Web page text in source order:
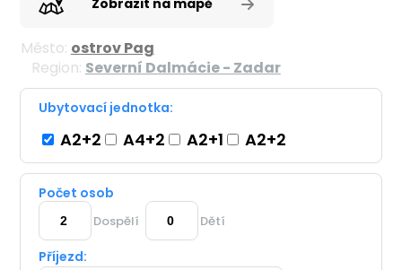
Zobrazit na mapě
Město: ostrov Pag
Region: Severní Dalmácie - Zadar
Ubytovací jednotka:
A2+2 A4+2 A2+1 A2+2
Počet osob
Dospělí Dětí
Příjezd: